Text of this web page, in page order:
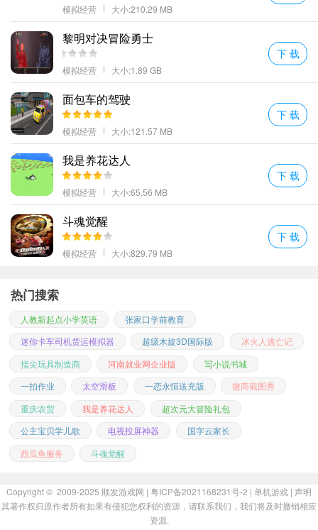
模拟经营 大小:210.29 MB
黎明对决冒险勇士
模拟经营 大小:1.89 GB
下 载
面包车的驾驶
模拟经营 大小:121.57 MB
下 载
我是养花达人
模拟经营 大小:65.56 MB
下 载
斗魂觉醒
模拟经营 大小:829.79 MB
下 载
热门搜索
人教新起点小学英语
张家口学前教育
迷你卡车司机货运模拟器
超级木旋3D国际版
冰火人逃亡记
指尖玩具制造商
河南就业网企业版
写小说书城
一拍作业
太空滑板 一恋永恒送充版
微商截图秀
重庆农贸
我是养花达人
超次元大冒险礼包
公主宝贝学儿歌
电视投屏神器
国字云家长
西瓜鱼服务
斗魂觉醒
Copyright © 2009-2025 顺发游戏网 | 粤ICP备2021168231号-2 | 单机游戏 | 声明
其著作权归原作者所有如果有侵犯您权利的资源，请联系我们，我们将及时撤销相应
资源.